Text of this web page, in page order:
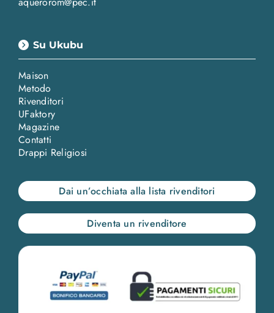
Su Ukubu
Maison
Metodo
Rivenditori
UFaktory
Magazine
Contatti
Drappi Religiosi
Dai un’occhiata alla lista rivenditori
Diventa un rivenditore